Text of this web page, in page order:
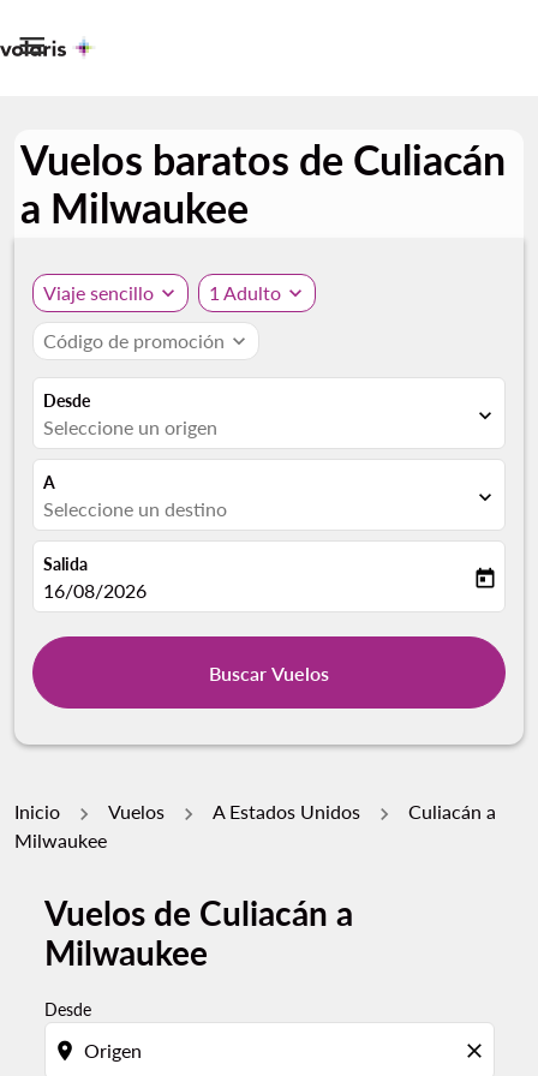

Vuelos baratos de Culiacán
a Milwaukee
Viaje sencillo expand_more 1 Adulto expand_more
Código de promoción expand_more
Desde
Seleccione un origen expand_more
A
Seleccione un destino expand_more
Salida
fc-booking-departure-date-aria-label
16/08/2026 today
Buscar Vuelos
Inicio Vuelos A Estados Unidos
Culiacán a
Milwaukee
Vuelos de Culiacán a
Milwaukee
Desde
location_on close
Por favor, intente actualizar su ruta (origen y / o